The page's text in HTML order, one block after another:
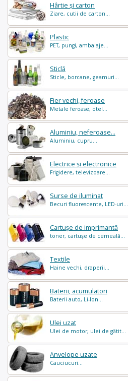
Hârtie și carton
Ziare, cutii de carton...
Plastic
PET, pungi, ambalaje...
Sticlă
Sticle, borcane, geamuri...
Fier vechi, feroase
Metale feroase, otel...
Aluminiu, neferoase...
Aluminiu, cupru...
Electrice și electronice
Frigidere, televizoare...
Surse de iluminat
Becuri fluorescente, LED-uri...
Cartușe de imprimantă
toner, cartușe de cerneală...
Textile
Haine vechi, draperii...
Baterii, acumulatori
Baterii auto, Li-Ion...
Ulei uzat
Ulei de motor, ulei de gătit...
Anvelope uzate
Cauciucuri...